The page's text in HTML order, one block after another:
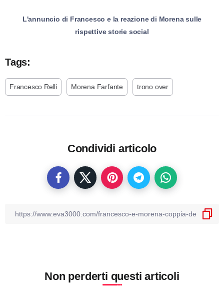
L'annuncio di Francesco e la reazione di Morena sulle
rispettive storie social
Tags:
Francesco Relli Morena Farfante trono over
Condividi articolo
Non perderti questi articoli